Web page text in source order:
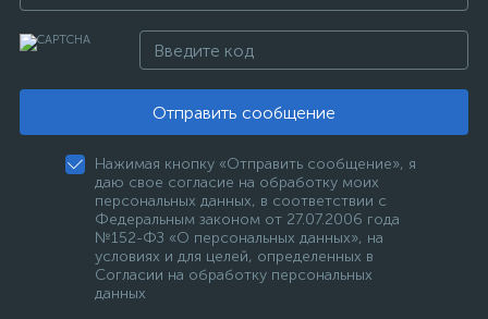
Отправить сообщение
Нажимая кнопку «Отправить сообщение», я
даю свое согласие на обработку моих
персональных данных, в соответствии с
Федеральным законом от 27.07.2006 года
№152-ФЗ «О персональных данных», на
условиях и для целей, определенных в
Согласии на обработку персональных
данных